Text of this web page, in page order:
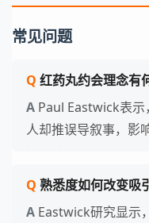
常见问题
红药丸约会理念有
Paul Eastwick表
人却推误导叙事，影
熟悉度如何改变吸
Eastwick研究显示